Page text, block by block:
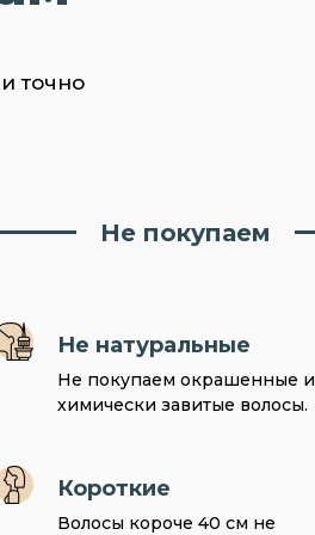
точно
Не покупаем
Не натуральные
Не покупаем окрашенные и
химически завитые волосы.
Короткие
Волосы короче 40 см не